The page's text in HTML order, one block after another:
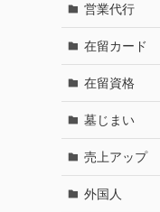
営業代行
在留カード
在留資格
墓じまい
売上アップ
外国人